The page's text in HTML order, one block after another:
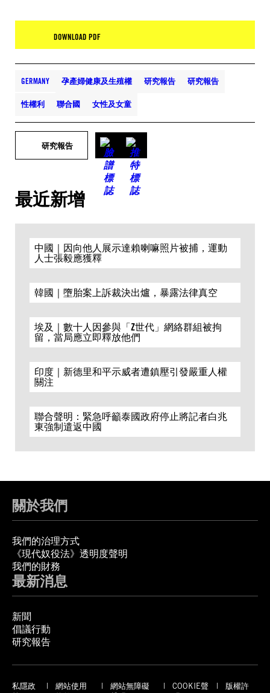
DOWNLOAD PDF
GERMANY 孕產婦健康及生殖權 研究報告 研究報告
性權利 聯合國 女性及女童
研究報告
最近新增
中國｜因向他人展示達賴喇嘛照片被捕，運動
人士張毅應獲釋
韓國｜墮胎案上訴裁決出爐，暴露法律真空
埃及｜數十人因參與「Z世代」網絡群組被拘
留，當局應立即釋放他們
印度｜新德里和平示威者遭鎮壓引發嚴重人權
關注
聯合聲明：緊急呼籲泰國政府停止將記者白兆
東強制遣返中國
關於我們
我們的治理方式
《現代奴役法》透明度聲明
我們的財務
最新消息
新聞
倡議行動
研究報告
私隱政
網站使用
網站無障礙
COOKIE聲
版權許